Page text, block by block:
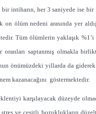
bir intiharın, her 3 saniyede ise
on ölüm nedeni arasında yer
Tüm ölümlerin yaklaşık
saptanmış olmakla
önümüzdeki yıllarda da
kazanacağını göstermektedir.
karşılayacak düzeyde
ve çeşitli bozuklukların